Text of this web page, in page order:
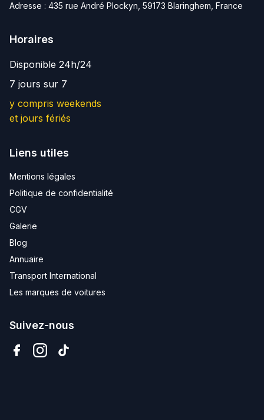
Adresse : 435 rue André Plockyn, 59173 Blaringhem, France
Horaires
Disponible 24h/24
7 jours sur 7
y compris weekends
et jours fériés
Liens utiles
Mentions légales
Politique de confidentialité
CGV
Galerie
Blog
Annuaire
Transport International
Les marques de voitures
Suivez-nous